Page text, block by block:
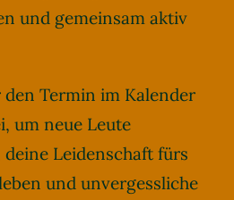
und gemeinsam aktiv
Termin im Kalender
um neue Leute
Leidenschaft fürs
und unvergessliche